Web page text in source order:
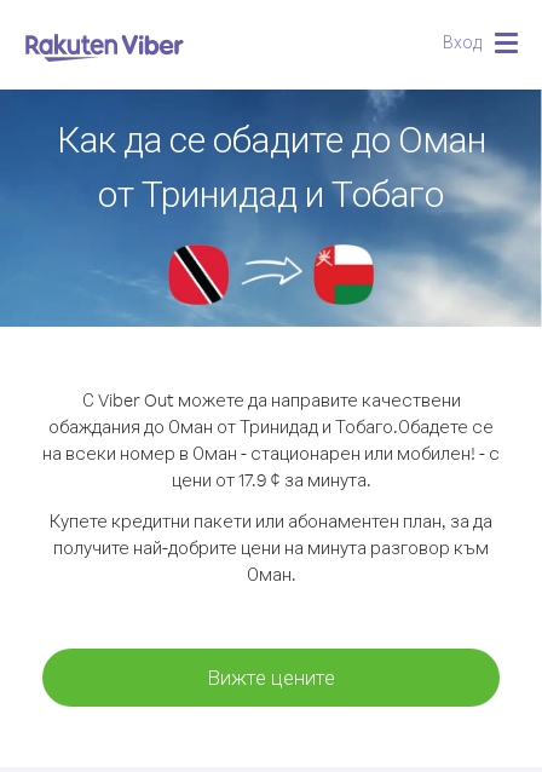
Вход
Как да се обадите до Оман
от Тринидад и Тобаго
С Viber Out можете да направите качествени
обаждания до Оман от Тринидад и Тобаго.Обадете се
на всеки номер в Оман - стационарен или мобилен! - с
цени от 17.9 ¢ за минута.
Купете кредитни пакети или абонаментен план, за да
получите най-добрите цени на минута разговор към
Оман.
Вижте цените